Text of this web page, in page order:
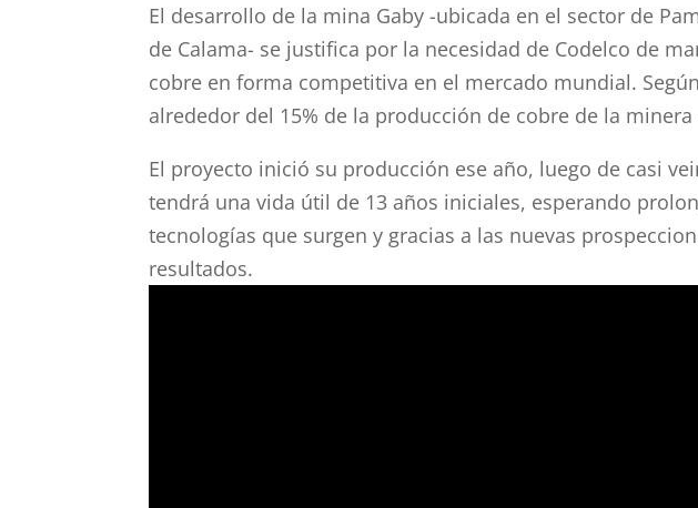
El desarrollo de la mina Gaby -ubicada en el sector de
de Calama- se justifica por la necesidad de Codelco de
cobre en forma competitiva en el mercado mundial.
alrededor del 15% de la producción de cobre de la minera
El proyecto inició su producción ese año, luego de casi
tendrá una vida útil de 13 años iniciales, esperando
tecnologías que surgen y gracias a las nuevas
resultados.